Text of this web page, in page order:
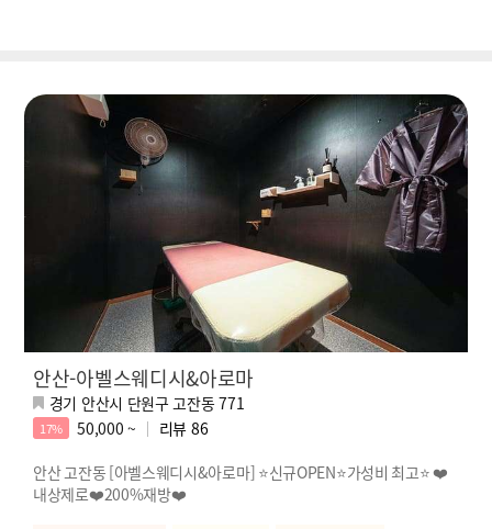
안산-아벨스웨디시&아로마
경기 안산시 단원구 고잔동 771
17% 50,000 ~ 리뷰 86
안산 고잔동 [아벨스웨디시&아로마] ⭐신규OPEN⭐가성비 최고⭐ ❤️
내상제로❤️200%재방❤️